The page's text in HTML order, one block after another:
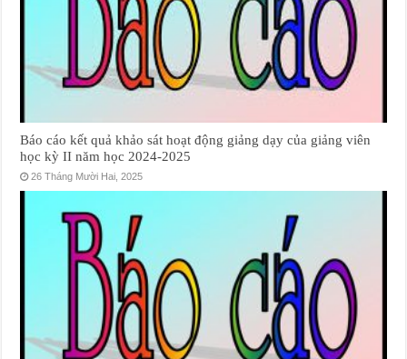
Báo cáo kết quả khảo sát hoạt động giảng dạy của giảng viên
học kỳ II năm học 2024-2025
26 Tháng Mười Hai, 2025